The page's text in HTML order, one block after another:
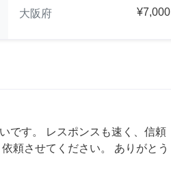
大阪府
¥7,000
です。 レスポンスも速く、信頼
頼させてください。 ありがとう